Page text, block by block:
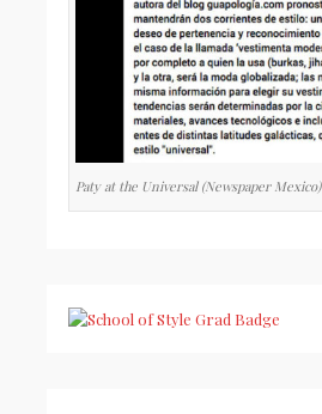
Paty at the Universal (Newspaper Mexico)